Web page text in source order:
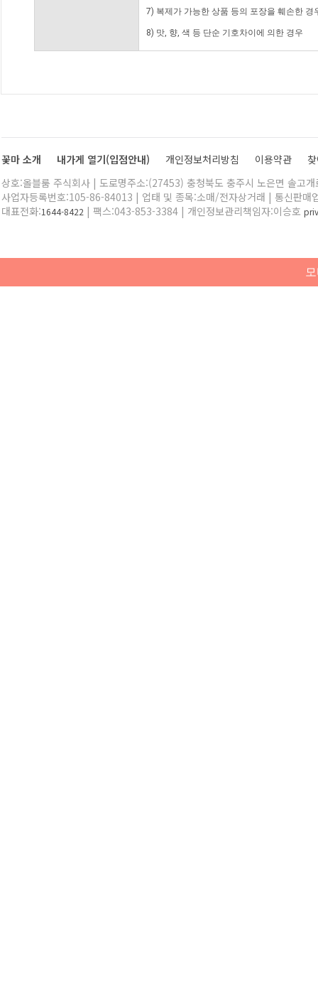
7) 복제가 가능한 상품 등의 포장을 훼손한 경
8) 맛, 향, 색 등 단순 기호차이에 의한 경우
꽃마 소개 내가게 열기(입점안내) 개인정보처리방침 이용약관
상호:올블룸 주식회사 | 도로명주소:(27453) 충청북도 충주시 노은면 솔고
사업자등록번호:105-86-84013 | 업태 및 종목:소매/전자상거래 | 통신판매
대표전화:1644-8422 | 팩스:043-853-3384 | 개인정보관리책임자:이승호